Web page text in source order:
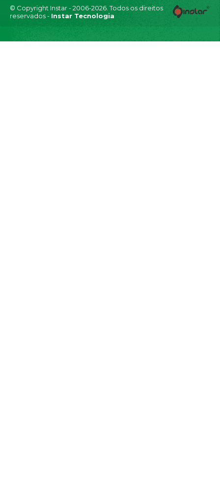
© Copyright Instar - 2006-2026. Todos os direitos
reservados - Instar Tecnologia